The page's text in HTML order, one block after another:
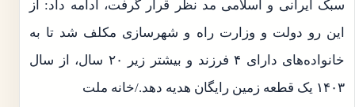
سبک ایرانی و اسلامی مد نظر قرار گرفت، ادامه داد: از
این رو دولت و وزارت راه و شهرسازی مکلف شد تا به
خانواده‌های دارای ۴ فرزند و بیشتر زیر ۲۰ سال، از سال
۱۴۰۳ یک قطعه زمین رایگان هدیه دهد./خانه ملت